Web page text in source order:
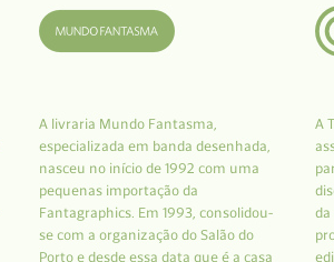
A livraria Mundo Fantasma,
especializada em banda desenhada,
nasceu no início de 1992 com uma
pequenas importação da
Fantagraphics. Em 1993, consolidou-
se com a organização do Salão do
Porto e desde essa data que é a casa
A
da